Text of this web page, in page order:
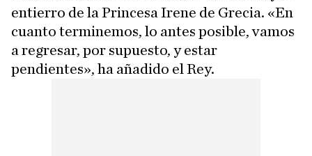
entierro de la Princesa Irene de Grecia. «En
cuanto terminemos, lo antes posible, vamos
a regresar, por supuesto, y estar
pendientes», ha añadido el Rey.